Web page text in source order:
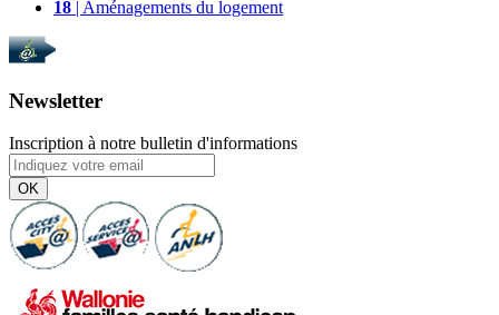
18 | Aménagements du logement
Newsletter
Inscription à notre bulletin d'informations
OK